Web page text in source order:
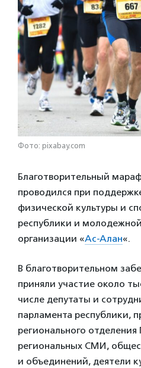
Фото: pixabay.com
Благотворительный
проводился при
физической культуры и
республики и
организации «Ас-Алан«.
В благотворительном
приняли участие около
числе депутаты и
парламента республики,
регионального
региональных СМИ,
и объединений, деятели